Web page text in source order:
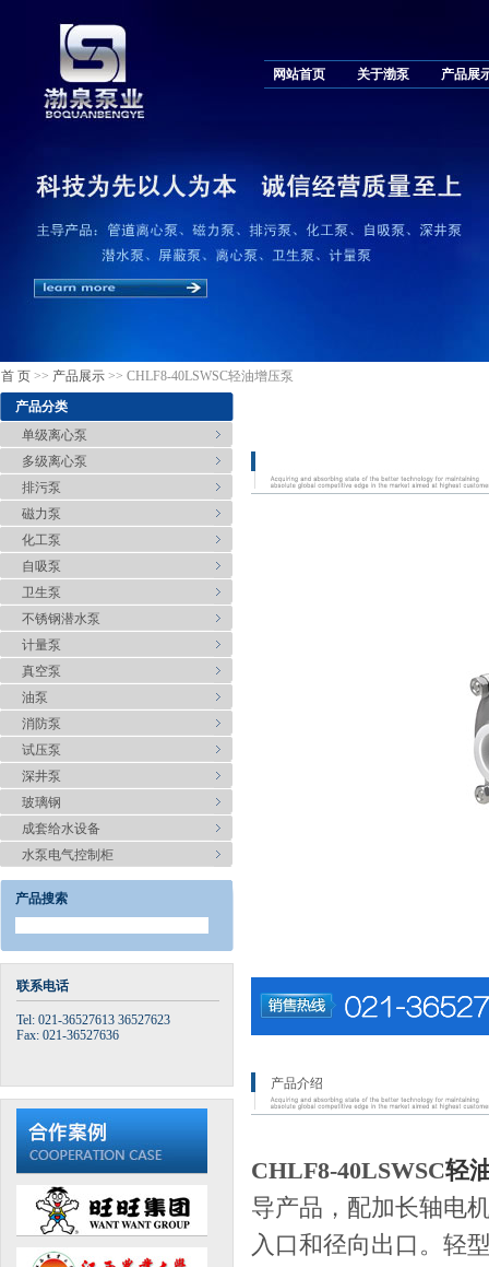
网站首页 关于渤泵 产品展
首 页 >> 产品展示 >> CHLF8-40LSWSC轻油增压泵
产品分类
单级离心泵
多级离心泵
排污泵
磁力泵
化工泵
自吸泵
卫生泵
不锈钢潜水泵
计量泵
真空泵
油泵
消防泵
试压泵
深井泵
玻璃钢
成套给水设备
水泵电气控制柜
产品搜索
联系电话
Tel: 021-36527613 36527623
Fax: 021-36527636
产品介绍
CHLF8-40LSWSC轻
导产品，配加长轴电
入口和径向出口。轻